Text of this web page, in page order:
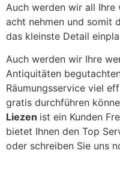
Auch werden wir all Ihre
acht nehmen und somit
das kleinste Detail
Auch werden wir Ihre
Antiquitäten
Räumungsservice viel
gratis durchführen
Liezen ist ein Kunden
bietet Ihnen den Top
oder schreiben Sie uns